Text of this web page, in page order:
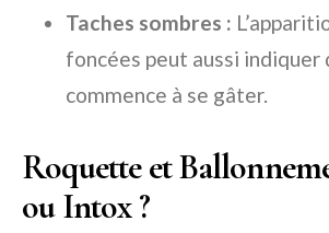
Taches sombres :
foncées peut aussi indiquer
commence à se gâter.
Roquette et
ou Intox ?